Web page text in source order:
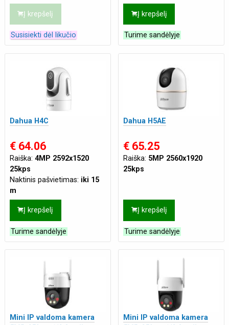
sensorius, hibridinis
pašvietimas IR+šiltos
šviesos (multi-core) iki 30m,
SD
Į krepšelį
Susisiekti dėl likučio
Mikrofonas:Integruotas
Į krepšelį
Turime sandėlyje
Dahua H4C
€ 64.06
Raiška: 4MP 2592x1520
25kps
Naktinis pašvietimas: iki 15
m
Mikrofonas:Integruotas
Į krepšelį
Turime sandėlyje
Dahua H5AE
€ 65.25
Raiška: 5MP 2560x1920
25kps
Į krepšelį
Turime sandėlyje
Mini IP valdoma kamera
Mini IP valdoma kamera